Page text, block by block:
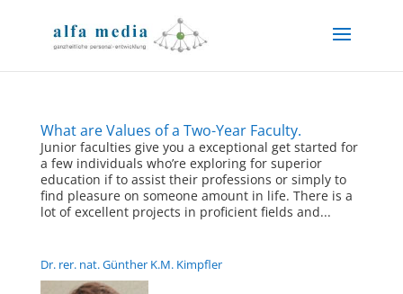
What are Values of a Two-Year Faculty.
Junior faculties give you a exceptional get started for
a few individuals who’re exploring for superior
education if to assist their professions or simply to
find pleasure on someone amount in life. There is a
lot of excellent projects in proficient fields and...
Dr. rer. nat. Günther K.M. Kimpfler